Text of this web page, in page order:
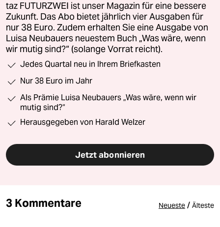
taz FUTURZWEI ist unser Magazin für eine bessere
Zukunft. Das Abo bietet jährlich vier Ausgaben für
nur 38 Euro. Zudem erhalten Sie eine Ausgabe von
Luisa Neubauers neuestem Buch „Was wäre, wenn
wir mutig sind?“ (solange Vorrat reicht).
Jedes Quartal neu in Ihrem Briefkasten
Nur 38 Euro im Jahr
Als Prämie Luisa Neubauers „Was wäre, wenn wir
mutig sind?“
Herausgegeben von Harald Welzer
Jetzt abonnieren
3 Kommentare Neueste / Älteste